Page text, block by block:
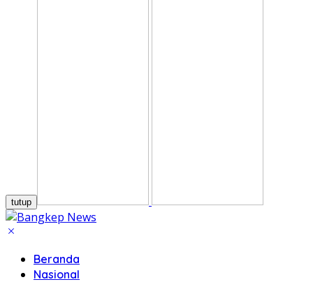
tutup
Beranda
Nasional